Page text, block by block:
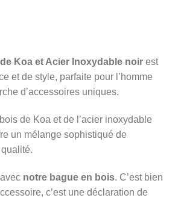
Koa et Acier Inoxydable noir est
et de style, parfaite pour l’homme
d’accessoires uniques.
de Koa et de l’acier inoxydable
un mélange sophistiqué de
notre bague en bois. C’est bien
c’est une déclaration de